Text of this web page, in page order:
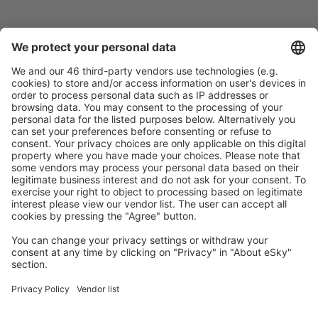
Buchen ohne Sorgen mit einer kostenlosen
Stornierungsoption.
Mehr sparen
Attraktive Preise und Spezialangebote für eingeloggte
Benutzer.
Unterkünfte, die Sie mögen
Wählen Sie aus über 1,3 Millionen Unterkünften: Hotels,
Hütten, Apartments und andere.
Meist gesuchte Unterkünfte von eSky Nutzern
Unterkünfte in Dänemark - Beliebte Städte